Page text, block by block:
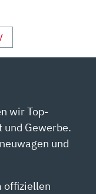
wir Top-
und Gewerbe.
und
offiziellen